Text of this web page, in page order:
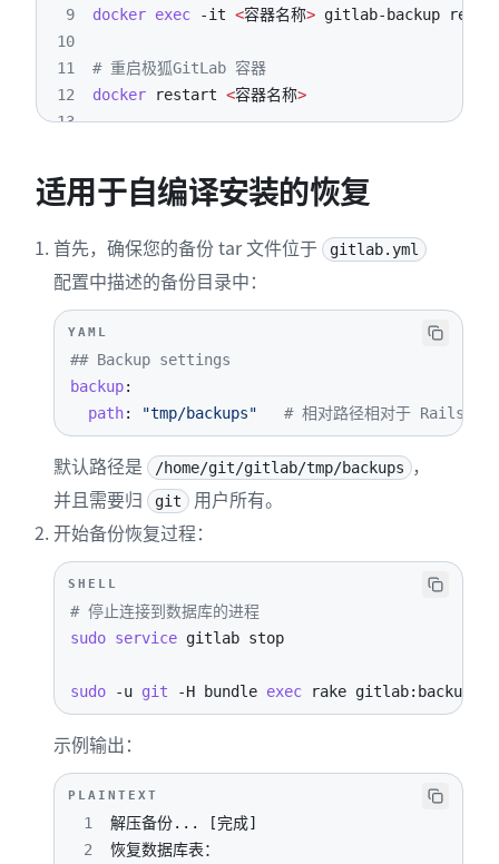
9 docker exec -it <容器名称> gitlab-backup
10
11
# 重启极狐GitLab 容器
12
docker restart <容器名称>
13
15
docker exec -it < 容器名称 > gitlab-rake
适用于自编译安装的恢复
首先，确保您的备份 tar 文件位于 gitlab.yml
配置中描述的备份目录中：
YAML
## Backup settings
backup:
path: "tmp/backups" # 相对路径相对于
默认路径是 /home/git/gitlab/tmp/backups
，
并且需要归
git
用户所有。
开始备份恢复过程：
SHELL
# 停止连接到数据库的进程
sudo service
sudo -u git -H bundle exec rake
示例输出：
PLAINTEXT
1
2